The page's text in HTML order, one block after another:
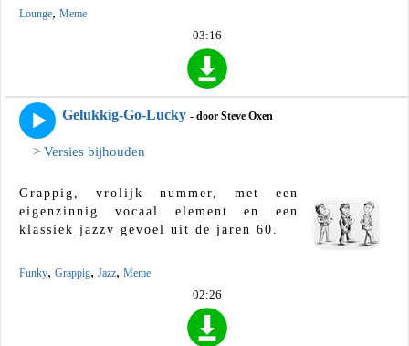
Lounge, Meme
03:16
Gelukkig-Go-Lucky - door Steve Oxen
> Versies bijhouden
Grappig, vrolijk nummer, met een
eigenzinnig vocaal element en een
klassiek jazzy gevoel uit de jaren 60.
Funky, Grappig, Jazz, Meme
02:26